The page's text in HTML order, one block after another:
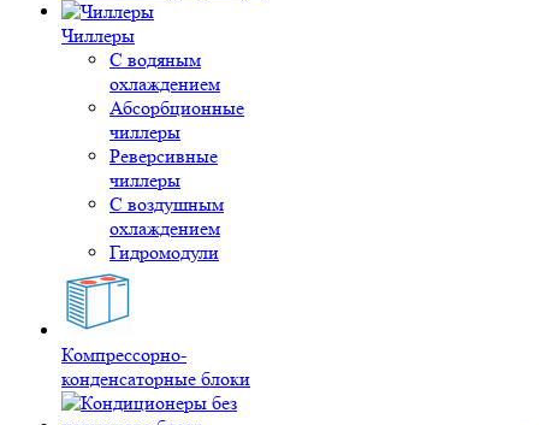
Чиллеры
С водяным
охлаждением
Абсорбционные
чиллеры
Реверсивные
чиллеры
С воздушным
охлаждением
Гидромодули
Компрессорно-
конденсаторные блоки